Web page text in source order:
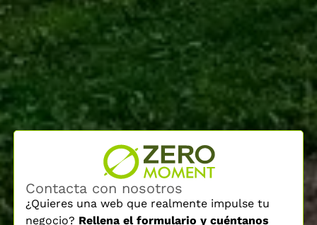
Contacta con nosotros
¿Quieres una web que realmente impulse tu
negocio? Rellena el formulario y cuéntanos